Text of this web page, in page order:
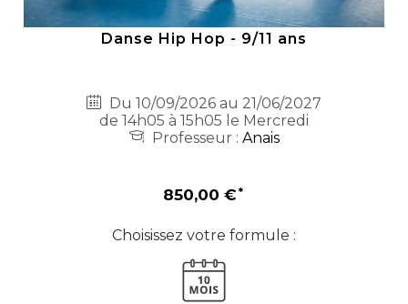
Danse Hip Hop - 9/11 ans
Du 10/09/2026 au 21/06/2027
de 14h05 à 15h05 le Mercredi
Professeur : Anais
850,00 €
Choisissez votre formule :